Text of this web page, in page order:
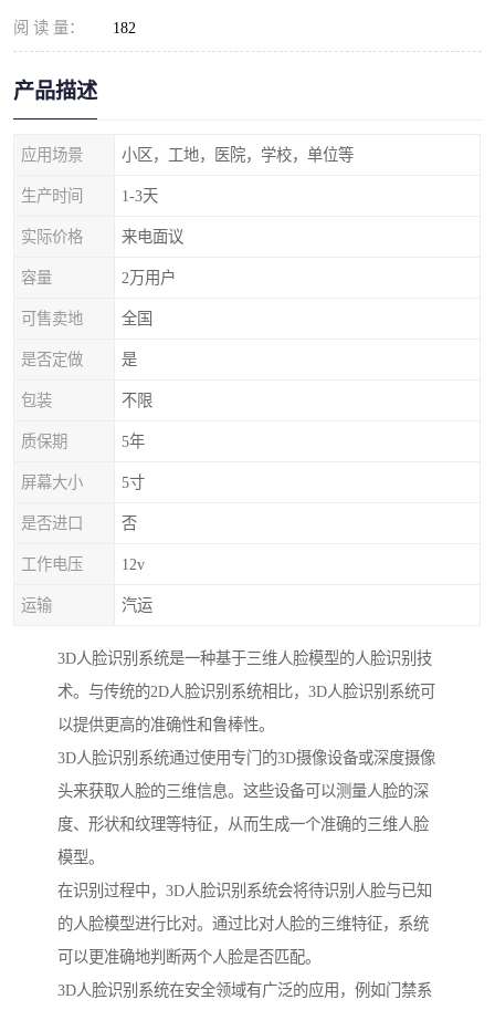
阅 读 量： 182
产品描述
应用场景 小区，工地，医院，学校，单位等
生产时间 1-3天
实际价格 来电面议
容量 2万用户
可售卖地 全国
是否定做 是
包装 不限
质保期 5年
屏幕大小 5寸
是否进口 否
工作电压 12v
运输 汽运
3D人脸识别系统是一种基于三维人脸模型的人脸识别技
术。与传统的2D人脸识别系统相比，3D人脸识别系统可
以提供更高的准确性和鲁棒性。
3D人脸识别系统通过使用专门的3D摄像设备或深度摄像
头来获取人脸的三维信息。这些设备可以测量人脸的深
度、形状和纹理等特征，从而生成一个准确的三维人脸
模型。
在识别过程中，3D人脸识别系统会将待识别人脸与已知
的人脸模型进行比对。通过比对人脸的三维特征，系统
可以更准确地判断两个人脸是否匹配。
3D人脸识别系统在安全领域有广泛的应用，例如门禁系